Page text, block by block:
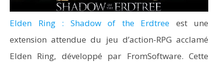
Elden Ring : Shadow of the Erdtree est une
extension attendue du jeu d’action-RPG acclamé
Elden Ring, développé par FromSoftware. Cette